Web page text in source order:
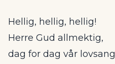
Hellig, hellig, hellig!
Herre Gud allmektig,
dag for dag vår lovsang